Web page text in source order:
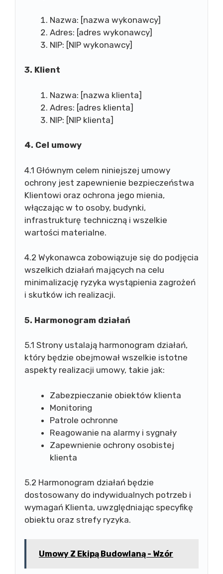
Nazwa: [nazwa wykonawcy]
Adres: [adres wykonawcy]
NIP: [NIP wykonawcy]
3. Klient
Nazwa: [nazwa klienta]
Adres: [adres klienta]
NIP: [NIP klienta]
4. Cel umowy
4.1 Głównym celem niniejszej umowy
ochrony jest zapewnienie bezpieczeństwa
Klientowi oraz ochrona jego mienia,
włączając w to osoby, budynki,
infrastrukturę techniczną i wszelkie
wartości materialne.
4.2 Wykonawca zobowiązuje się do podjęcia
wszelkich działań mających na celu
minimalizację ryzyka wystąpienia zagrożeń
i skutków ich realizacji.
5. Harmonogram działań
5.1 Strony ustalają harmonogram działań,
który będzie obejmował wszelkie istotne
aspekty realizacji umowy, takie jak:
Zabezpieczanie obiektów klienta
Monitoring
Patrole ochronne
Reagowanie na alarmy i sygnały
Zapewnienie ochrony osobistej
klienta
5.2 Harmonogram działań będzie
dostosowany do indywidualnych potrzeb i
wymagań Klienta, uwzględniając specyfikę
obiektu oraz strefy ryzyka.
Umowy Z Ekipą Budowlaną - Wzór